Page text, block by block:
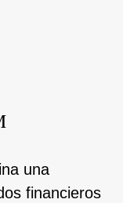
una
financieros